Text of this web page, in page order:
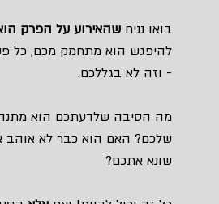
בואו נניח שהאירוע על הפרק
להיפגש הוא מתחמק מכם, כל
- וזה לא בגללכם.
מה הסיבה שלדעתכם הוא
שלכם? האם הוא כבר לא אוהב
שונא אתכם?